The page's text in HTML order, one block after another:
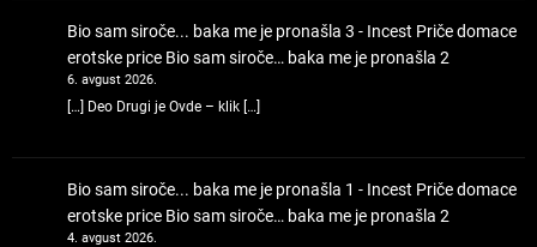
Bio sam siroče... baka me je pronašla 3 - Incest Priče domace
erotske price Bio sam siroče… baka me je pronašla 2
6. avgust 2026.
[…] Deo Drugi je Ovde – klik […]
Bio sam siroče... baka me je pronašla 1 - Incest Priče domace
erotske price Bio sam siroče… baka me je pronašla 2
4. avgust 2026.